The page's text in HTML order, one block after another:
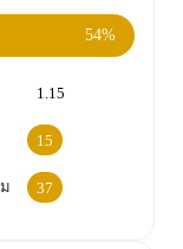
54%
1.15
15
37